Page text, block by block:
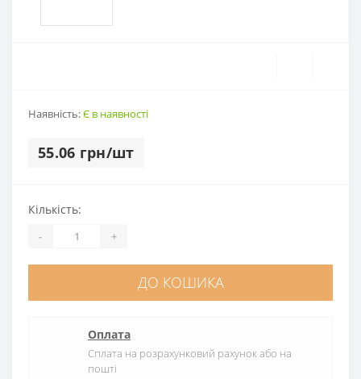
Наявність:Є в наявності
55.06 грн/шт
Кількість:
- +
ДО КОШИКА
Оплата
Сплата на розрахунковий рахунок або на
пошті